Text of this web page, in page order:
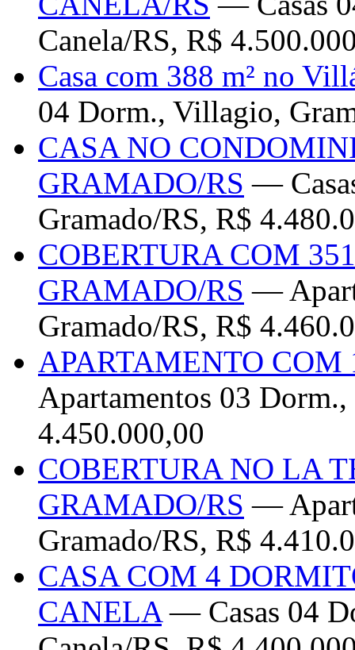
Canela/RS, R$
Casa com 388 m² no
04 Dorm., Villagio,
CASA NO
GRAMADO/RS —
Gramado/RS, R$
COBERTURA COM
GRAMADO/RS —
Gramado/RS, R$
APARTAMENTO
Apartamentos 03
4.450.000,00
COBERTURA NO LA
GRAMADO/RS —
Gramado/RS, R$
CASA COM 4
CANELA— Casas 04